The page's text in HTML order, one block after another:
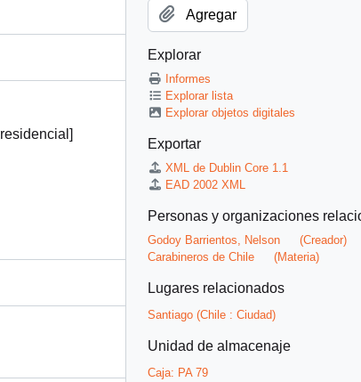
Agregar
Explorar
Informes
Explorar lista
Explorar objetos digitales
Exportar
XML de Dublin Core 1.1
EAD 2002 XML
Personas y organizaciones
Godoy Barrientos, Nelson
(Creador)
Carabineros de Chile
(Materia)
Lugares relacionados
Santiago (Chile : Ciudad)
Unidad de almacenaje
Caja: PA 79